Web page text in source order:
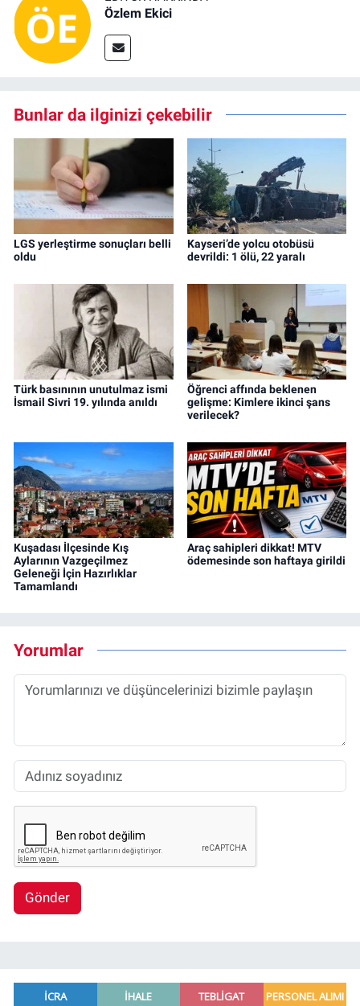
Özlem Ekici
Bunlar da ilginizi çekebilir
LGS yerleştirme sonuçları belli
oldu
Kayseri’de yolcu otobüsü
devrildi: 1 ölü, 22 yaralı
Türk basınının unutulmaz ismi
İsmail Sivri 19. yılında anıldı
Öğrenci affında beklenen
gelişme: Kimlere ikinci şans
verilecek?
Kuşadası İlçesinde Kış
Aylarının Vazgeçilmez
Geleneği İçin Hazırlıklar
Tamamlandı
Araç sahipleri dikkat! MTV
ödemesinde son haftaya girildi
Yorumlar
Gönder